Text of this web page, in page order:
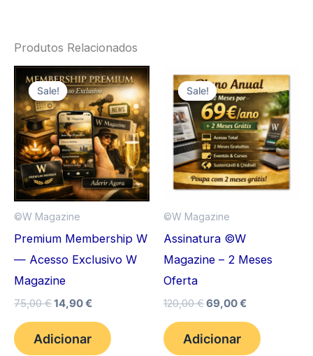
Produtos Relacionados
Sale!
Sale!
©️W Magazine
Premium Membership W
— Acesso Exclusivo W
Magazine
75,00€O
era:
14,90€O
atual
Adicionar
Sale!
Sale!
©️W Magazine
Assinatura ©W
Magazine – 2 Meses
Oferta
120,00€O
era:
69,00€O
atual
Adicionar